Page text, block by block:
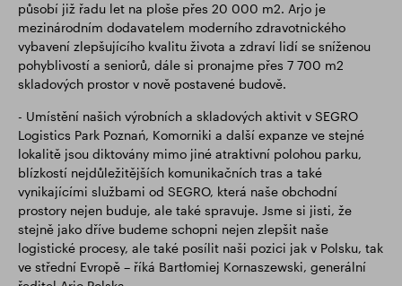
působí již řadu let na ploše přes 20 000 m2. Arjo je
mezinárodním dodavatelem moderního zdravotnického
vybavení zlepšujícího kvalitu života a zdraví lidí se sníženou
pohyblivostí a seniorů, dále si pronajme přes 7 700 m2
skladových prostor v nově postavené budově.
- Umístění našich výrobních a skladových aktivit v SEGRO
Logistics Park Poznań, Komorniki a další expanze ve stejné
lokalitě jsou diktovány mimo jiné atraktivní polohou parku,
blízkostí nejdůležitějších komunikačních tras a také
vynikajícími službami od SEGRO, která naše obchodní
prostory nejen buduje, ale také spravuje. Jsme si jisti, že
stejně jako dříve budeme schopni nejen zlepšit naše
logistické procesy, ale také posílit naši pozici jak v Polsku, tak
ve střední Evropě – říká Bartłomiej Kornaszewski, generální